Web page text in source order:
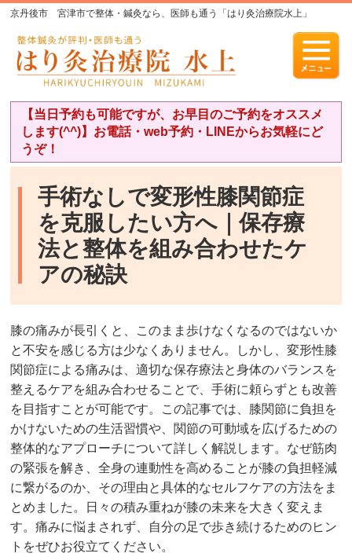
京丹後市 宮津市で整体・鍼灸なら、医師も通う「はり灸治療院水上」
【当日予約も可能ですが、お早目のご予約をオススメ
します(^^)】お電話・web予約・LINEからお気軽にど
うぞ！
手術なしで変形性膝関節症
を克服したい方へ｜保存療
法と整体を組み合わせたケ
アの秘訣
膝の痛みが長引くと、このまま歩けなくなるのではないか
と不安を感じる方は少なくありません。しかし、変形性膝
関節症による痛みは、適切な保存療法と身体のバランスを
整えるケアを組み合わせることで、手術に頼らずとも改善
を目指すことが可能です。この記事では、膝関節に負担を
かけないための生活習慣や、関節の可動域を広げるための
整体的なアプローチについて詳しく解説します。なぜ筋肉
の緊張を解き、全身の連動性を高めることが膝の負担軽減
に繋がるのか、その理由と具体的なセルフケアの方法をま
とめました。日々の積み重ねが膝の未来を大きく変えま
す。痛みに悩まされず、自分の足で歩き続けるためのヒン
トをぜひお役立てください。